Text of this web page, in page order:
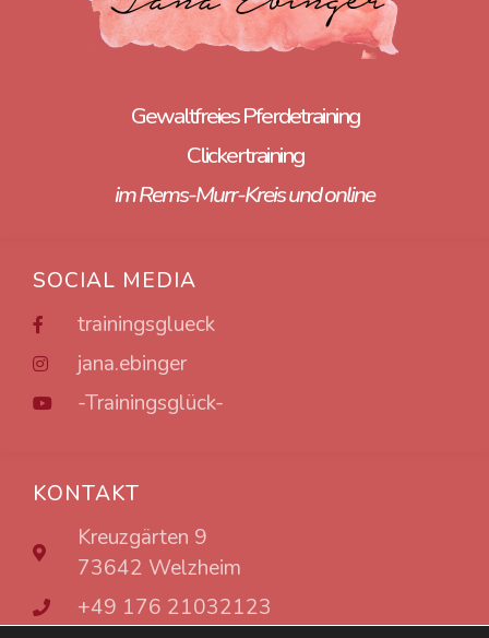
KONTAKT
Kreuzgärten 9
73642 Welzheim
+49 176 21032123
SOCIAL MEDIA
trainingsglueck
jana.ebinger
-Trainingsglück-
Gewaltfreies Pferdetraining
Clickertraining
im Rems-Murr-Kreis und online